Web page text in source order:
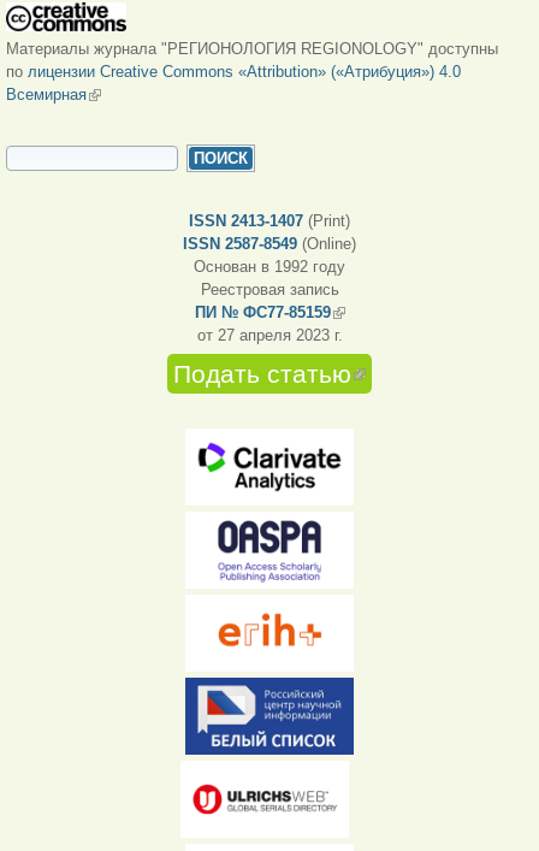
Материалы журнала "РЕГИОНОЛОГИЯ REGIONOLOGY" доступны
по лицензии Creative Commons «Attribution» («Атрибуция») 4.0
Всемирная(внешняя ссылка)
ФОРМА ПОИСКА
ISSN 2413-1407 (Print)
ISSN 2587-8549 (Online)
Основан в 1992 году
Реестровая запись
ПИ № ФС77-85159(внешняя ссылка)
от 27 апреля 2023 г.
Подать статью